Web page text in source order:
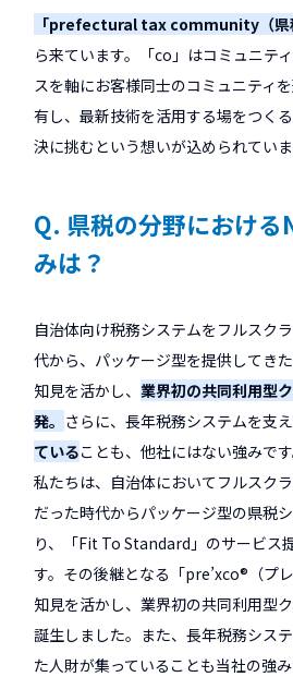
「prefectural tax community（県
ら来ています。「co」はコミュニテ
スを軸にお客様同士のコミュニティ
有し、最新技術を活用する場をつく
決に挑むという想いが込められていま
Q. 県税の分野におけ
みは？
自治体向け税務システムをフルスク
代から、パッケージ型を提供してき
知見を活かし、業界初の共同利用型
発。 さらに、長年税務システムを支
ていることも、他社にはない強みです
私たちは、自治体においてフルスク
だった時代からパッケージ型の県税
り、「Fit To Standard」のサービス
す。その後継となる「pre’xco®（プ
知見を活かし、業界初の共同利用型
誕生しました。また、長年税務シス
た人財が集っていることも当社の強